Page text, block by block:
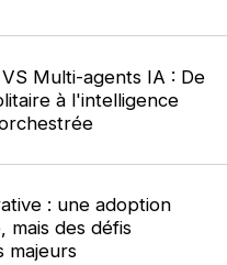
Multi-agents IA : De
à l'intelligence
: une adoption
mais des défis
majeurs